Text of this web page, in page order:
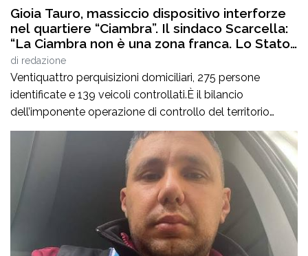
Gioia Tauro, massiccio dispositivo interforze
nel quartiere “Ciambra”. Il sindaco Scarcella:
“La Ciambra non è una zona franca. Lo Stato
c’è e si vede”
di redazione
Ventiquattro perquisizioni domiciliari, 275 persone
identificate e 139 veicoli controllati.È il bilancio
dell’imponente operazione di controllo del territorio
condotta il7 agosto nel quartiere Ciambra di Gioia Tauro,
nell’ambito di un servizio straordinario ad “Alto Impatto”
disposto per rafforzare la presenza delle istituzioni e
contrastare ogni forma di illegalità. Un’azione massiccia
e coordinata che ha visto […]